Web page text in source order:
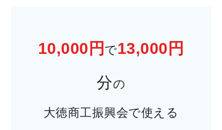
10,000円 で13,000円
分の
大徳商工振興会で使える